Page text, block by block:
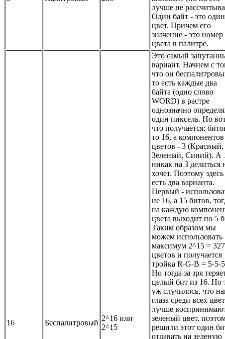
лучше не
Один байт - это один
цвет. Причем его
значение - это номер
цвета в палитре.
16 Беспалитровый
2^16 или
2^15
Это самый
вариант. Начнем с
что он
то есть каждые два
байта (одно слово
WORD) в растре
однозначно
один пиксель. Но
что получается:
то 16, а компонентов
цветов - 3 (Красный,
Зеленый, Синий). А
никак на 3 делиться
хочет. Поэтому здесь
есть два варианта.
Первый -
не 16, а 15 битов,
на каждую
цвета выходит по 5
Таким образом мы
можем использовать
максимум 2^15 =
цветов и получается
тройка R-G-B = 5-5-
Но тогда за зря
целый бит из 16. Но
уж случилось, что
глаза среди всех
лучше
зеленый цвет,
решили этот один
отдавать на зеленую